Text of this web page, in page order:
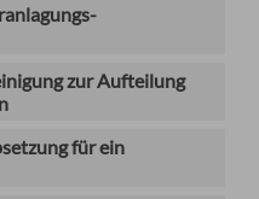
zur Aufteilung
für ein